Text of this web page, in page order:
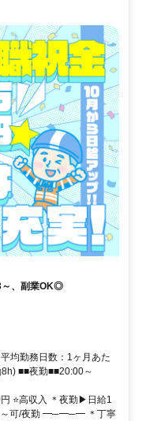
～、副業OK◎
均勤務日数：1ヶ月あた
■■夜勤■■20:00～
⭐高収入 ＊夜勤▶日給1
可/夜勤 ━─━─━ ＊丁寧